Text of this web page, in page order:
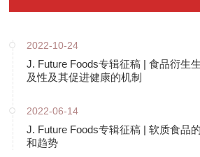
2022-10-24
J. Future Foods专辑征稿 | 食品衍生
及性及其促进健康的机制
2022-06-14
J. Future Foods专辑征稿 | 软质食品
和趋势